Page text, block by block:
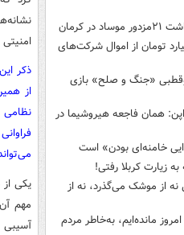
کرمان
۱۶۷۳ میلیارد تومان از اموال شرکت‌های
«جنگ و صلح‌» بازی
همان فاجعه هیروشیما در
خامنه‌ای بودن» است
زیارت کربلا رفتی!
از موشک می‌گذرد، نه از
مانده‌ایم، به‌خاطر مردم
ذکر
از
نظامی
یکی
مهم